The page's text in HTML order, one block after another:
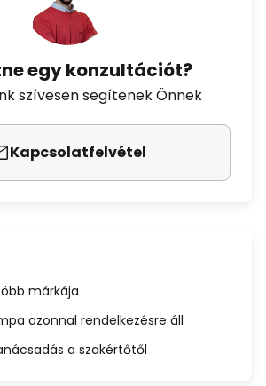
egy konzultációt?
szívesen segítenek Önnek
Kapcsolatfelvétel
márkája
azonnal rendelkezésre áll
a szakértőtől